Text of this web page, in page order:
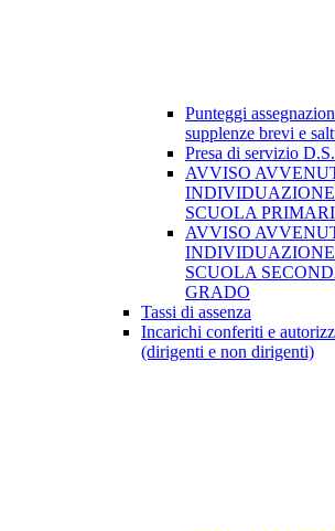
Punteggi
supplenze brevi e
Presa di servizio
AVVISO
SCUOLA
AVVISO
SCUOLA
GRADO
Tassi di assenza
Incarichi conferiti e
(dirigenti e non dirigenti)